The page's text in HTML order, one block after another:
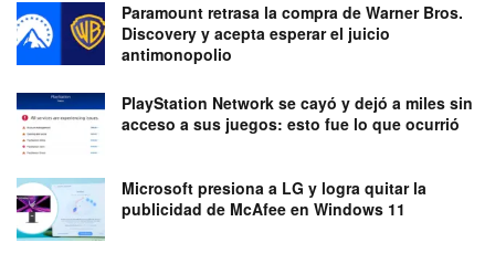
Paramount retrasa la compra de Warner Bros.
Discovery y acepta esperar el juicio
antimonopolio
PlayStation Network se cayó y dejó a miles sin
acceso a sus juegos: esto fue lo que ocurrió
Microsoft presiona a LG y logra quitar la
publicidad de McAfee en Windows 11